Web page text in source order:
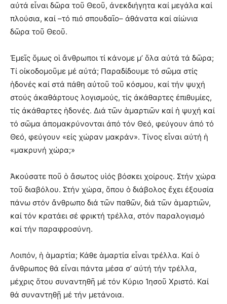
αὐτά εἶναι δῶρα τοῦ Θεοῦ, ἀνεκδιήγητα καί μεγάλα καί
πλούσια, καί –τό πιό σπουδαῖο– ἀθάνατα καί αἰώνια
δῶρα τοῦ Θεοῦ.
Ἐμεῖς ὅμως οἱ ἄνθρωποι τί κάνομε μ’ ὅλα αὐτά τά δῶρα;
Τί οἰκοδομοῦμε μέ αὐτά; Παραδίδουμε τό σῶμα στίς
ἡδονές καί στά πάθη αὐτοῦ τοῦ κόσμου, καί τήν ψυχή
στούς ἀκαθάρτους λογισμούς, τίς ἀκάθαρτες ἐπιθυμίες,
τίς ἀκάθαρτες ἡδονές. Διά τῶν ἁμαρτιῶν καί ἡ ψυχή καί
τό σῶμα ἀπομακρύνονται ἀπό τόν Θεό, φεύγουν ἀπό τό
Θεό, φεύγουν «εἰς χώραν μακράν». Τίνος εἶναι αὐτή ἡ
«μακρυνή χώρα;»
Ἀκούσατε ποῦ ὁ ἄσωτος υἱός βόσκει χοίρους. Στήν χώρα
τοῦ διαβόλου. Στήν χώρα, ὅπου ὁ διάβολος ἔχει ἐξουσία
πάνω στόν ἄνθρωπο διά τῶν παθῶν, διά τῶν ἁμαρτιῶν,
καί τόν κρατάει σέ φρικτή τρέλλα, στόν παραλογισμό
καί τήν παραφροσύνη.
Λοιπόν, ἡ ἁμαρτία; Κάθε ἁμαρτία εἶναι τρέλλα. Καί ὁ
ἄνθρωπος θά εἶναι πάντα μέσα σ’ αὐτή τήν τρέλλα,
μέχρις ὅτου συναντηθῆ μέ τόν Κύριο Ἰησοῦ Χριστό. Καί
θά συναντηθῇ μέ τήν μετάνοια.